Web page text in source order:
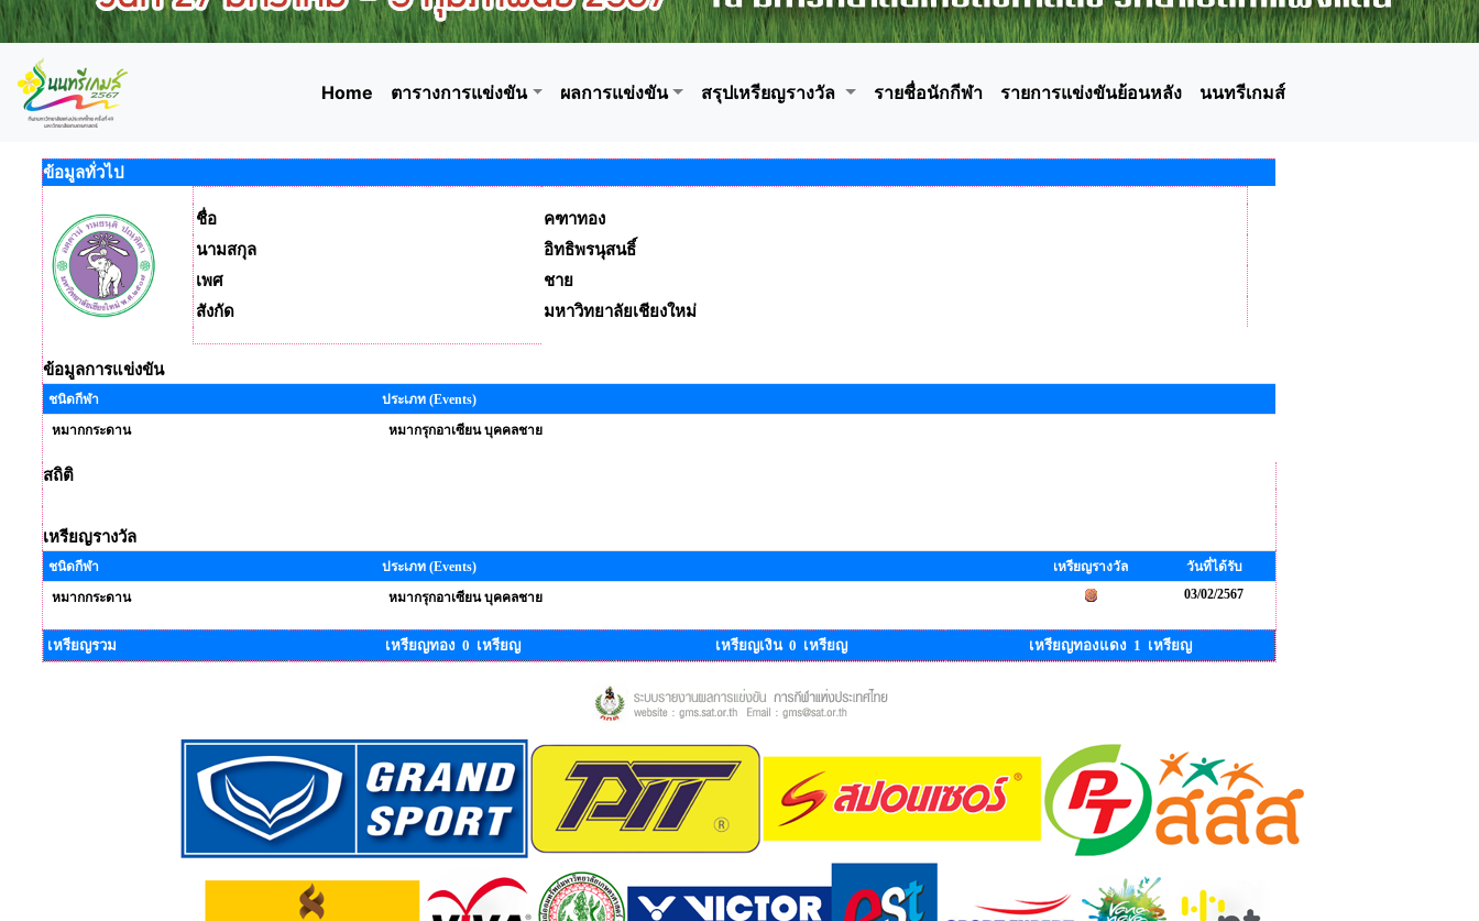
Home ตารางการแข่งขัน ผลการแข่งขัน สรุปเหรียญรางวัล รายชื่อนักกีฬา รายการแข่งขันย้อนหลัง นนทรีเกมส์
ข้อมูลทั่วไป
ชื่อ
คฑาทอง
นามสกุล
อิทธิพรนุสนธิ์
เพศ
ชาย
สังกัด
มหาวิทยาลัยเชียงใหม่
ข้อมูลการแข่งขัน
ชนิดกีฬา
ประเภท (Events)
หมากกระดาน
หมากรุกอาเซียน บุคคลชาย
สถิติ
เหรียญรางวัล
ชนิดกีฬา ประเภท (Events) เหรียญรางวัล
วันที่ได้รับ
หมากกระดาน
หมากรุกอาเซียน บุคคลชาย 03/02/2567
เหรียญรวม เหรียญทอง 0 เหรียญ เหรียญเงิน 0 เหรียญ เหรียญทองแดง 1 เหรียญ